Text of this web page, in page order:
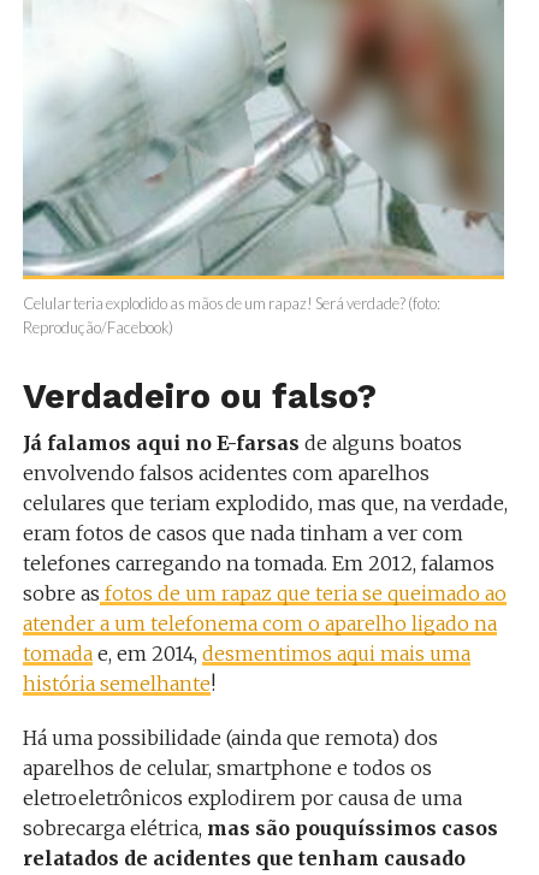
Celular teria explodido as mãos de um rapaz! Será verdade? (foto:
Reprodução/Facebook)
Verdadeiro ou falso?
Já falamos aqui no E-farsas de alguns boatos
envolvendo falsos acidentes com aparelhos
celulares que teriam explodido, mas que, na verdade,
eram fotos de casos que nada tinham a ver com
telefones carregando na tomada. Em 2012, falamos
sobre as fotos de um rapaz que teria se queimado ao
atender a um telefonema com o aparelho ligado na
tomadae, em 2014, desmentimos aqui mais uma
história semelhante!
Há uma possibilidade (ainda que remota) dos
aparelhos de celular, smartphone e todos os
eletroeletrônicos explodirem por causa de uma
sobrecarga elétrica, mas são pouquíssimos casos
relatados de acidentes que tenham causado